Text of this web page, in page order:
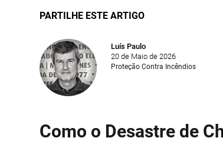
PARTILHE ESTE ARTIGO
Luís Paulo
20 de Maio de 2026
Proteção Contra Incêndios
Como o Desastre de